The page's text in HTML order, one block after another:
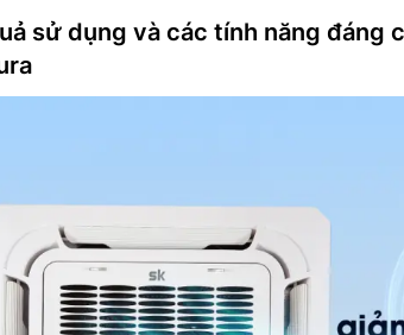
sử dụng và các tính năng đáng